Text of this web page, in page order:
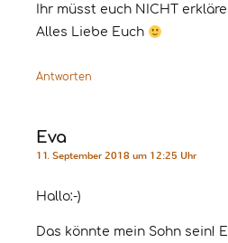
Ihr müsst euch NICHT
Alles Liebe Euch
Antworten
Eva
11. September 2018 um 12:25 Uhr
Hallo:-)
Das könnte mein Sohn sein!